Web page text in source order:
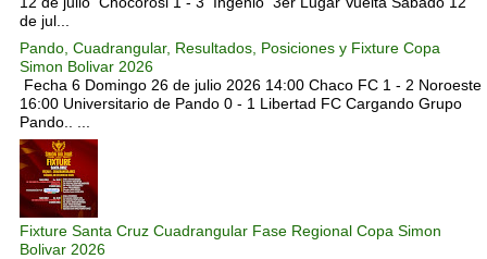
de jul...
Pando, Cuadrangular, Resultados, Posiciones y Fixture Copa
Simon Bolivar 2026
Fecha 6 Domingo 26 de julio 2026 14:00 Chaco FC 1 - 2 Noroeste
16:00 Universitario de Pando 0 - 1 Libertad FC Cargando Grupo
Pando.. ...
Fixture Santa Cruz Cuadrangular Fase Regional Copa Simon
Bolivar 2026